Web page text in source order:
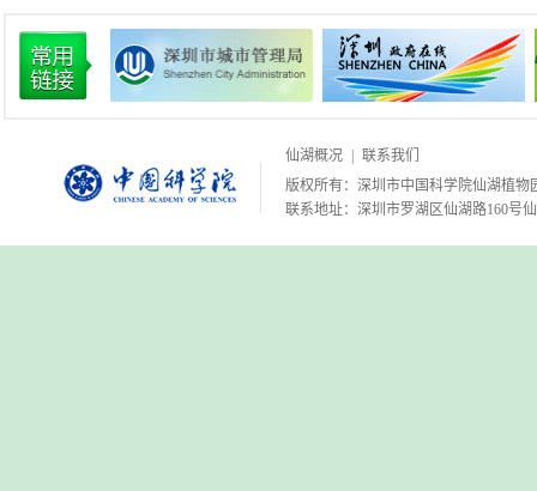
仙湖概况
联系我们
版权所有：深圳市中国科学院仙湖植物
联系地址：深圳市罗湖区仙湖路160号